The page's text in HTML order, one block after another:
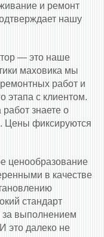
и ремонт
нашу
— это наше
маховика мы
работ и
этапа с клиентом.
знаете о
Цены фиксируются
ценообразование
в качестве
стандарт
за выполнением
это далеко не